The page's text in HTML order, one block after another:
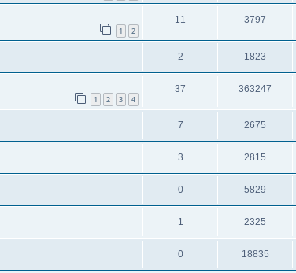
1 2
11 3797
2 1823
1 2 3 4
37 363247
7 2675
3 2815
0 5829
1 2325
0 18835